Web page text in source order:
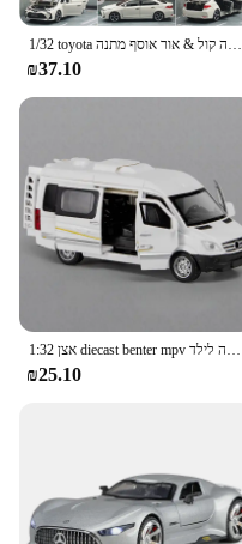
1/32 toyota קורולה מכונית צעצוע היברידית לילדים סגסוגת מתכת דגם מושך בחזרה קול & אור אוסף מתנה
₪37.10
1:32 אצן diecast benter mpv ואן צעצוע מכונית למשוך בחזרה קול דלתות אור-אפשרות איסוף צעצועים מכונית מתנה לילד
₪25.10